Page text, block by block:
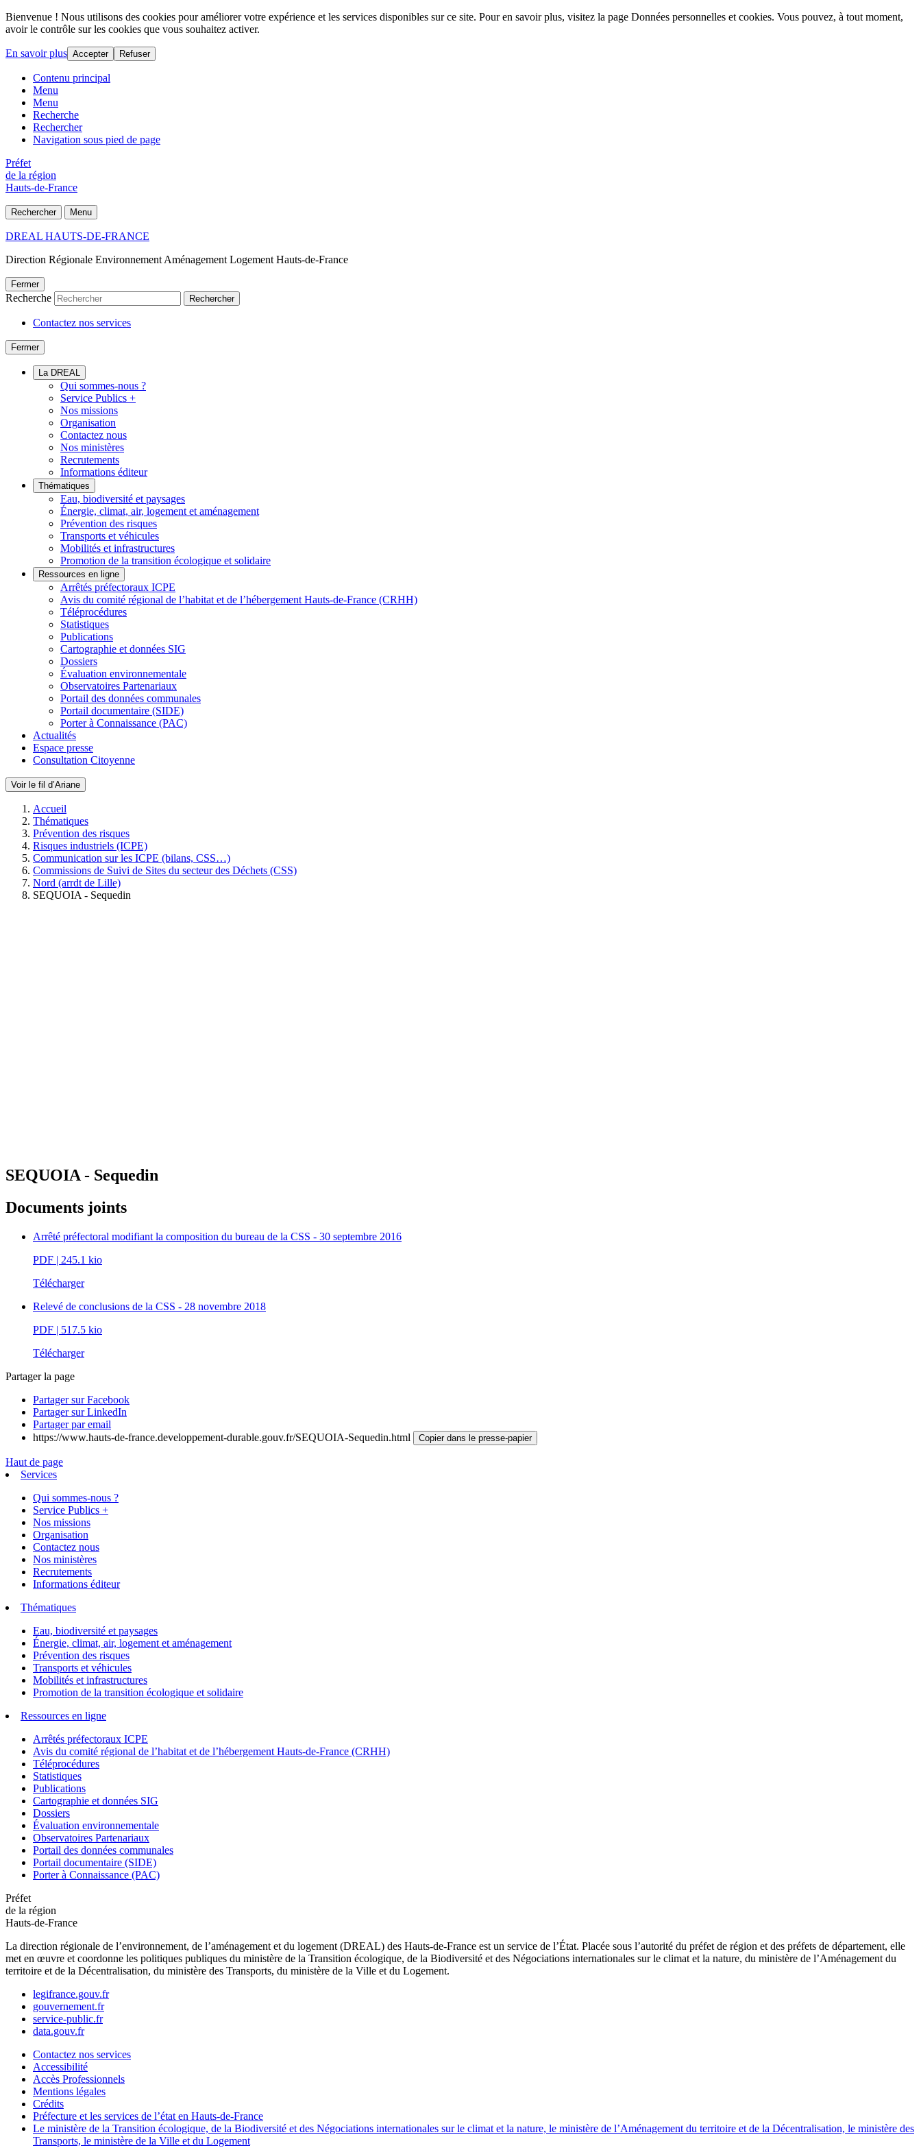
Bienvenue ! Nous utilisons des cookies pour améliorer votre expérience et les services disponibles sur ce site. Pour en savoir plus, visitez la page Données personnelles et cookies. Vous pouvez, à tout moment,
avoir le contrôle sur les cookies que vous souhaitez activer.
En savoir plus Accepter Refuser
Contenu principal
Menu
Menu
Recherche
Rechercher
Navigation sous pied de page
Préfet
de la région
Hauts-de-France
Rechercher Menu
DREAL HAUTS-DE-FRANCE
Direction Régionale Environnement Aménagement Logement Hauts-de-France
Fermer
Recherche Rechercher
Contactez nos services
Fermer
La DREAL
Qui sommes-nous ?
Service Publics +
Nos missions
Organisation
Contactez nous
Nos ministères
Recrutements
Informations éditeur
Thématiques
Eau, biodiversité et paysages
Énergie, climat, air, logement et aménagement
Prévention des risques
Transports et véhicules
Mobilités et infrastructures
Promotion de la transition écologique et solidaire
Ressources en ligne
Arrêtés préfectoraux ICPE
Avis du comité régional de l’habitat et de l’hébergement Hauts-de-France (CRHH)
Téléprocédures
Statistiques
Publications
Cartographie et données SIG
Dossiers
Évaluation environnementale
Observatoires Partenariaux
Portail des données communales
Portail documentaire (SIDE)
Porter à Connaissance (PAC)
Actualités
Espace presse
Consultation Citoyenne
Voir le fil d’Ariane
Accueil
Thématiques
Prévention des risques
Risques industriels (ICPE)
Communication sur les ICPE (bilans, CSS…)
Commissions de Suivi de Sites du secteur des Déchets (CSS)
Nord (arrdt de Lille)
SEQUOIA - Sequedin
SEQUOIA - Sequedin
Documents joints
Arrêté préfectoral modifiant la composition du bureau de la CSS - 30 septembre 2016
PDF | 245.1 kio
Télécharger
Relevé de conclusions de la CSS - 28 novembre 2018
PDF | 517.5 kio
Télécharger
Partager la page
Partager sur Facebook
Partager sur LinkedIn
Partager par email
https://www.hauts-de-france.developpement-durable.gouv.fr/SEQUOIA-Sequedin.html
Copier dans le presse-papier
Haut de page
Services
Qui sommes-nous ?
Service Publics +
Nos missions
Organisation
Contactez nous
Nos ministères
Recrutements
Informations éditeur
Thématiques
Eau, biodiversité et paysages
Énergie, climat, air, logement et aménagement
Prévention des risques
Transports et véhicules
Mobilités et infrastructures
Promotion de la transition écologique et solidaire
Ressources en ligne
Arrêtés préfectoraux ICPE
Avis du comité régional de l’habitat et de l’hébergement Hauts-de-France (CRHH)
Téléprocédures
Statistiques
Publications
Cartographie et données SIG
Dossiers
Évaluation environnementale
Observatoires Partenariaux
Portail des données communales
Portail documentaire (SIDE)
Porter à Connaissance (PAC)
Préfet
de la région
Hauts-de-France
La direction régionale de l’environnement, de l’aménagement et du logement (DREAL) des Hauts-de-France est un service de l’État. Placée sous l’autorité du préfet de région et des préfets de département, elle
met en œuvre et coordonne les politiques publiques du ministère de la Transition écologique, de la Biodiversité et des Négociations internationales sur le climat et la nature, du ministère de l’Aménagement du
territoire et de la Décentralisation, du ministère des Transports, du ministère de la Ville et du Logement.
legifrance.gouv.fr
gouvernement.fr
service-public.fr
data.gouv.fr
Contactez nos services
Accessibilité
Accès Professionnels
Mentions légales
Crédits
Préfecture et les services de l’état en Hauts-de-France
Le ministère de la Transition écologique, de la Biodiversité et des Négociations internationales sur le climat et la nature, le ministère de l’Aménagement du territoire et de la Décentralisation, le ministère des
Transports, le ministère de la Ville et du Logement